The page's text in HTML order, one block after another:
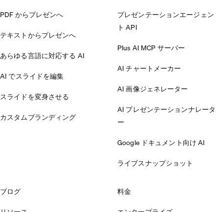
PDF からプレゼンへ
テキストからプレゼンへ
あらゆる言語に対応する AI
AI でスライドを編集
スライドを変身させる
カスタムブランディング
プレゼンテーションエージェン
ト API
Plus AI MCP サーバー
AI チャートメーカー
AI 画像ジェネレーター
AI プレゼンテーションナレータ
ー
Google ドキュメント向け AI
ライブスナップショット
ブログ
料金